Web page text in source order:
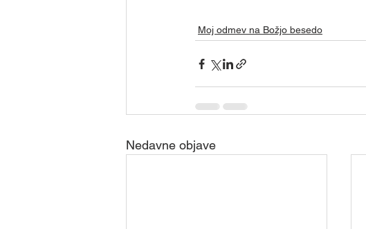
Skupina - Karitas Skupina - tamladi
Moj odmev na Božjo besedo
Nedavne objave